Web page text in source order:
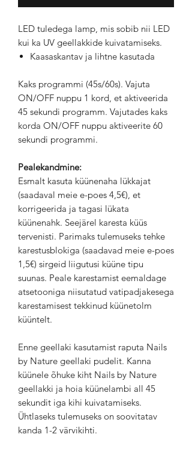
LED tuledega lamp, mis sobib nii LED
kui ka UV geellakkide kuivatamiseks.
Kaasaskantav ja lihtne kasutada
Kaks programmi (45s/60s). Vajuta
ON/OFF nuppu 1 kord, et aktiveerida
45 sekundi programm. Vajutades kaks
korda ON/OFF nuppu aktiveerite 60
sekundi programmi.
Pealekandmine:
Esmalt kasuta küünenaha lükkajat
(saadaval meie e-poes 4,5€), et
korrigeerida ja tagasi lükata
küünenahk. Seejärel karesta küüs
tervenisti. Parimaks tulemuseks tehke
karestusblokiga (saadavad meie e-poes
1,5€) sirgeid liigutusi küüne tipu
suunas. Peale karestamist eemaldage
atsetooniga niisutatud vatipadjakesega
karestamisest tekkinud küünetolm
küüntelt.
Enne geellaki kasutamist raputa Nails
by Nature geellaki pudelit. Kanna
küünele õhuke kiht Nails by Nature
geellakki ja hoia küünelambi all 45
sekundit iga kihi kuivatamiseks.
Ühtlaseks tulemuseks on soovitatav
kanda 1-2 värvikihti.